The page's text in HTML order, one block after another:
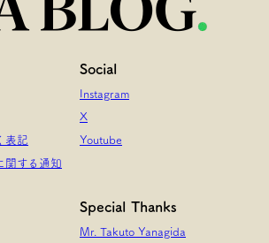
表記
関する通知
Social
Instagram
X
Youtube
Special Thanks
Mr. Takuto Yanagida